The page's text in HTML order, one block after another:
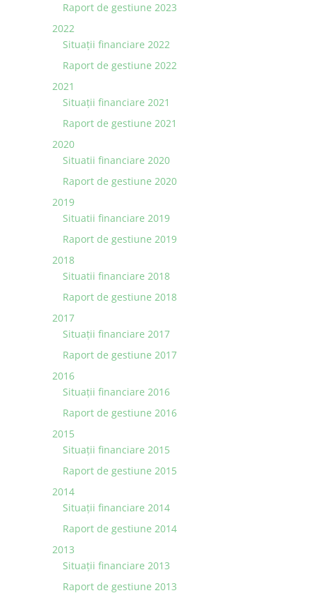
Raport de gestiune 2023
2022
Situaţii financiare 2022
Raport de gestiune 2022
2021
Situaţii financiare 2021
Raport de gestiune 2021
2020
Situatii financiare 2020
Raport de gestiune 2020
2019
Situatii financiare 2019
Raport de gestiune 2019
2018
Situatii financiare 2018
Raport de gestiune 2018
2017
Situații financiare 2017
Raport de gestiune 2017
2016
Situații financiare 2016
Raport de gestiune 2016
2015
Situaţii financiare 2015
Raport de gestiune 2015
2014
Situaţii financiare 2014
Raport de gestiune 2014
2013
Situaţii financiare 2013
Raport de gestiune 2013